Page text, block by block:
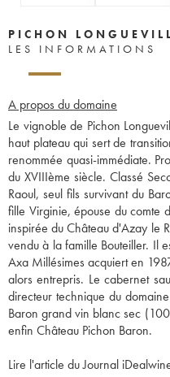
PICHON
LES INFORMATIONS
A propos du domaine
Le vignoble de Pichon
haut plateau qui sert de
renommée quasi-immédiate.
du XVIIIème siècle. Classé
Raoul, seul fils survivant du
fille Virginie, épouse du comte
inspirée du Château d'Azay le
vendu à la famille Bouteiller. Il
Axa Millésimes acquiert en
alors entrepris. Le cabernet
directeur technique du
Baron grand vin blanc sec
enfin Château Pichon Baron.
Lire l'article du Journal